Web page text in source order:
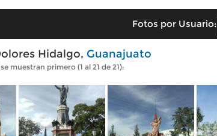
Fotos por Usuario:
Hidalgo, Guanajuato
muestran primero (1 al 21 de 21):